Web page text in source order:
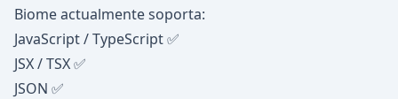
Biome actualmente soporta:
JavaScript / TypeScript ✅
JSX / TSX ✅
JSON ✅